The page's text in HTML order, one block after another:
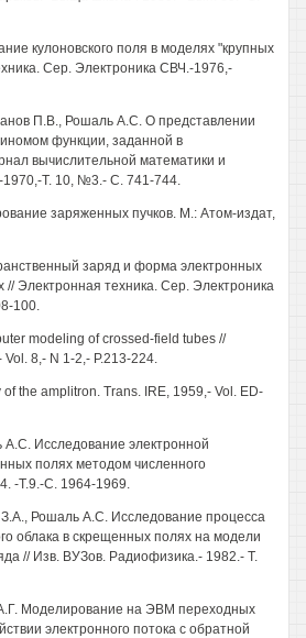
кулоновского поля в моделях "крупных
Сер. Электроника СВЧ.-1976,-
П.В., Рошаль А.С. О представлении
функции, заданной в
вычислительной математики и
1970,-Т. 10, №3.- С. 741-744.
заряженных пучков. М.: Атом-издат,
заряд и форма электронных
// Электронная техника. Сер. Электроника
100.
modeling of crossed-field tubes //
8,- N 1-2,- P.213-224.
the amplitron. Trans. IRE, 1959,- Vol. ED-
Исследование электронной
полях методом численного
-Т.9.-С. 1964-1969.
Рошаль А.С. Исследование процесса
облака в скрещенных полях на модели
// Изв. ВУЗов. Радиофизика.- 1982.- Т.
Моделирование на ЭВМ переходных
электронного потока с обратной